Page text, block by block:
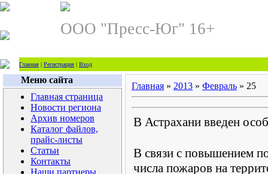
ООО "Пресс-Юг" 16+
Главная | Регистрация | Вход
Меню сайта
Главная страница
Новости региона
Архив номеров
Каталог файлов,
прайс-листы
Статьи
Контакты
Наши партнеры
Главная » 2013 » Февраль » 25
В Астрахани введен
В связи с повышением
числа пожаров на